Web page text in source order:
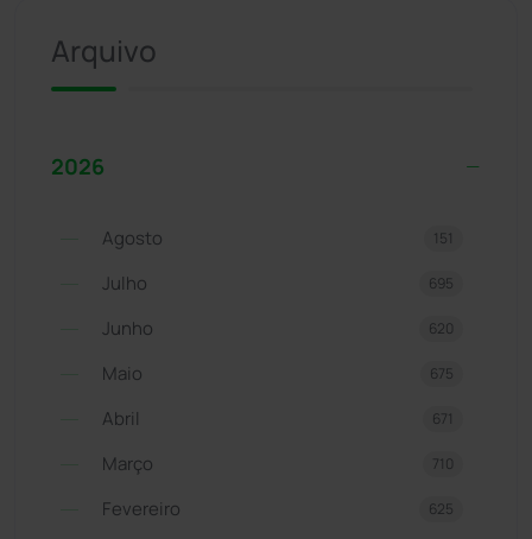
Arquivo
2026
Agosto 151
Julho 695
Junho 620
Maio 675
Abril 671
Março 710
Fevereiro 625